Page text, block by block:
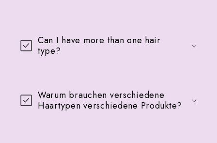
Can I have more than one hair
type?
Warum brauchen verschiedene
Haartypen verschiedene Produkte?